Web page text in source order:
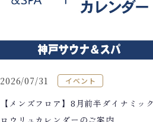
2026/07/31 イベント
【メンズフロア】8月前半ダイナミック